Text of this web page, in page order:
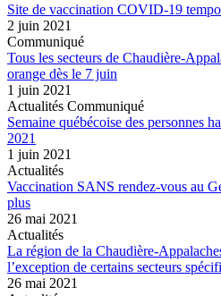
Site de vaccination COVID-19
2 juin 2021
Communiqué
Tous les secteurs de Chaudière-
orange dès le 7 juin
1 juin 2021
Actualités Communiqué
Semaine québécoise des personnes
2021
1 juin 2021
Actualités
Vaccination SANS rendez-vous au
plus
26 mai 2021
Actualités
La région de la Chaudière-
l’exception de certains secteurs
26 mai 2021